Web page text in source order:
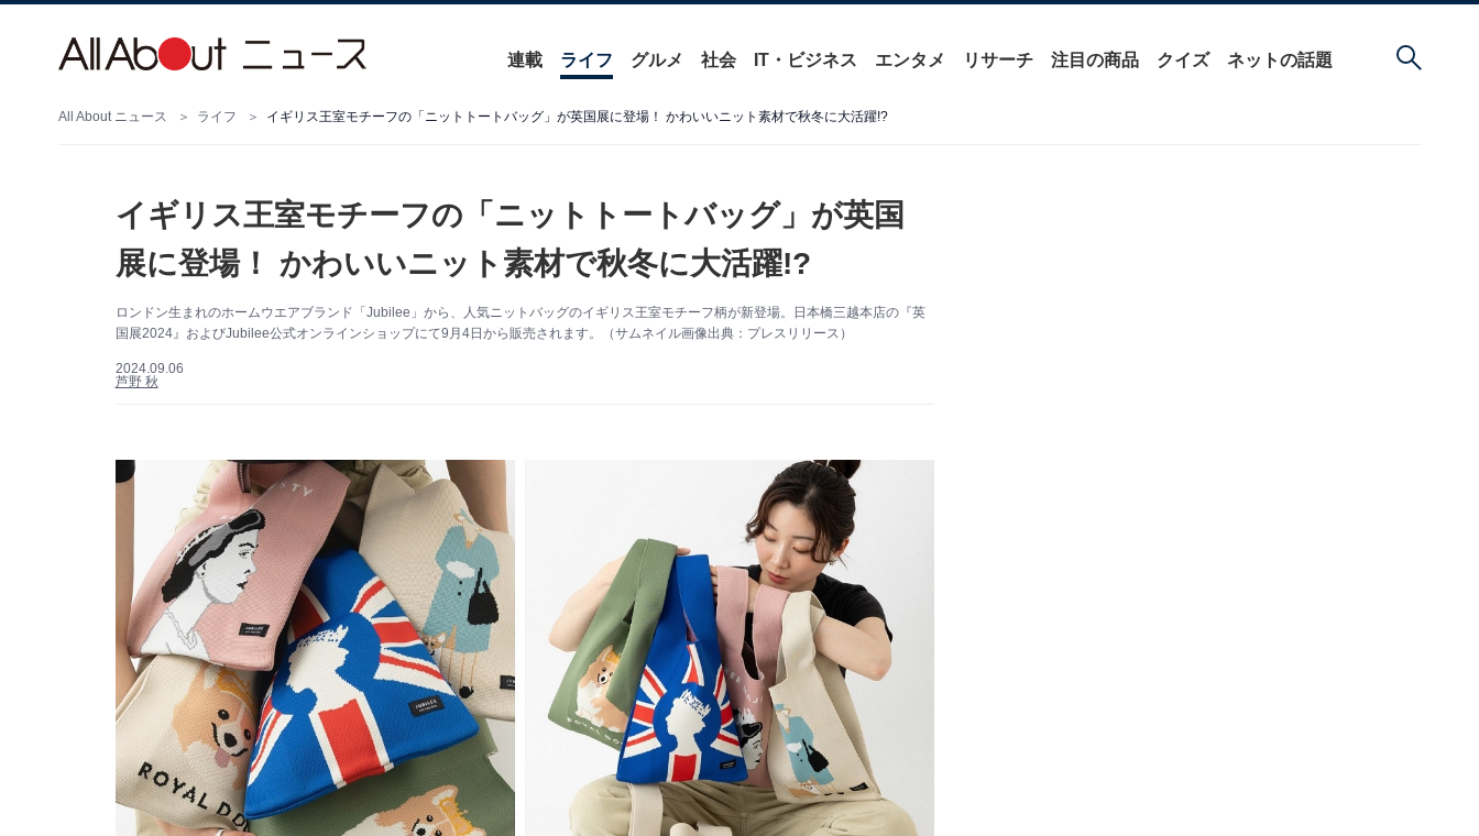
連載 ライフ グルメ 社会 IT・ビジネス エンタメ リサーチ 注目の商品 クイズ ネットの話題
All About ニュース ライフ イギリス王室モチーフの「ニットトートバッグ」が英国展に登場！ かわいいニット素材で秋冬に大活躍!?
イギリス王室モチーフの「ニットトートバッグ」が英国
展に登場！ かわいいニット素材で秋冬に大活躍!?
ロンドン生まれのホームウエアブランド「Jubilee」から、人気ニットバッグのイギリス王室モチーフ柄が新登場。日本橋三越本店の『英
国展2024』およびJubilee公式オンラインショップにて9月4日から販売されます。（サムネイル画像出典：プレスリリース）
2024.09.06
芦野 秋